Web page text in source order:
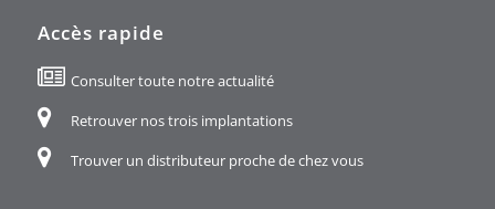
Accès rapide
Consulter toute notre actualité
Retrouver nos trois implantations
Trouver un distributeur proche de chez vous